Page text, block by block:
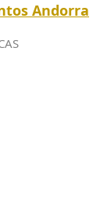
Andorra